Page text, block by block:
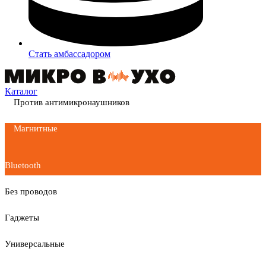
Стать амбассадором
Каталог
Против антимикронаушников
Магнитные
Bluetooth
Без проводов
Гаджеты
Универсальные